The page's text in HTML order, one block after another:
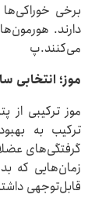
برخی
دارند.
می‌کنند.پ
موز؛ انتخابی
ترکیب به
گرفتگی‌های
زمان‌هایی که
قابل‌توجهی